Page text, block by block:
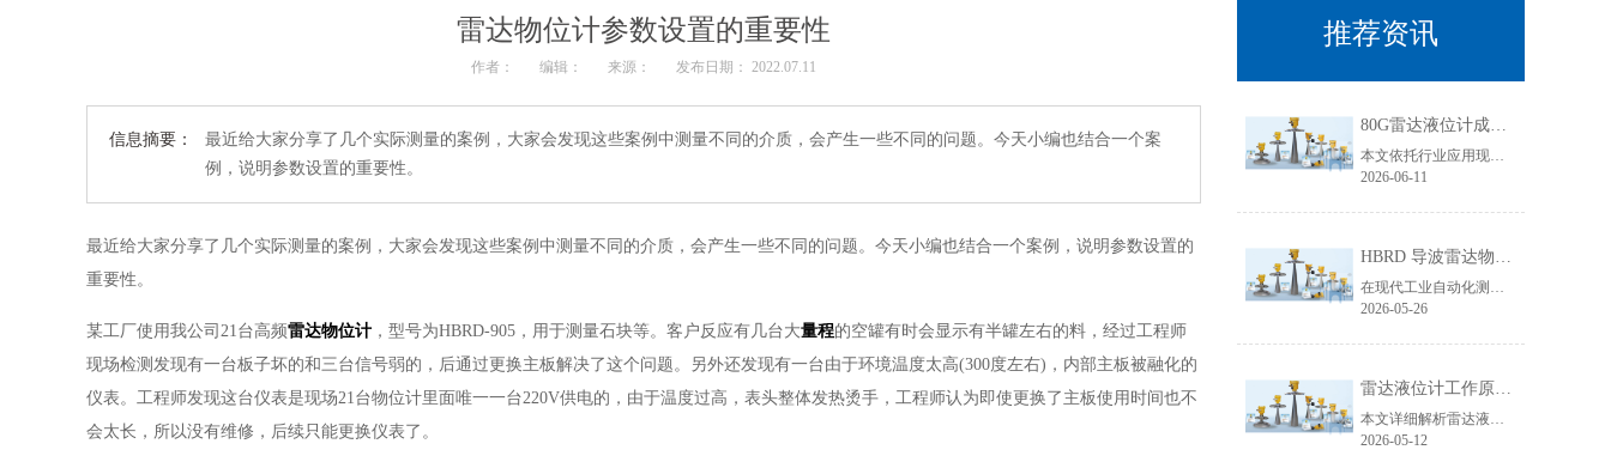
雷达物位计参数设置的重要性
作者： 编辑： 来源： 发布日期： 2022.07.11
信息摘要：
最近给大家分享了几个实际测量的案例，大家会发现这些案例中测量不同的介质，会产生一些不同的问题。今天小编也结合一个案
例，说明参数设置的重要性。
最近给大家分享了几个实际测量的案例，大家会发现这些案例中测量不同的介质，会产生一些不同的问题。今天小编也结合一个案例，说明参数设置的
重要性。
某工厂使用我公司21台高频雷达物位计 ，型号为HBRD-905，用于测量石块等。客户反应有几台大量程的空罐有时会显示有半罐左右的料，经过工程师
现场检测发现有一台板子坏的和三台信号弱的，后通过更换主板解决了这个问题。另外还发现有一台由于环境温度太高(300度左右)，内部主板被融化的
仪表。工程师发现这台仪表是现场21台物位计里面唯一一台220V供电的，由于温度过高，表头整体发热烫手，工程师认为即使更换了主板使用时间也不
会太长，所以没有维修，后续只能更换仪表了。
推荐资讯
80G雷达液位计成行业主流！国产雷达液位计五大发展趋势解析
本文依托行业应用现状与技术迭代规律，聚焦80G雷达液位计技术升级核心，从高频迭代普及、数字化智能升级、工况专属定制、一体化结构优化、安全合规升级五大维度，深度拆解国产雷达液位计未来发展趋势，贴合工业选型需求与搜索引擎收录规则，为行业技术升级、设备采购改造提供专业参考。
2026-06-11
HBRD 导波雷达物位计全面介绍、应用场景及核心优势
在现代工业自动化测控领域，物位监测是生产线稳定运行、仓储管理、工艺调控的重要环节。面对粘稠介质、易结晶物料、低介电常数介质、狭小罐体、强腐蚀工况等复杂测量环境，传统液位、料位仪表常常出现测量不准、卡料、失灵、寿命短等问题。而HBRD导波雷达物位计凭借成熟的技术架构与稳定的实测表现，成为工业现场主流的精密物位测量设备。
2026-05-26
雷达液位计工作原理_精准测量储罐液位的方法-毫米级精度保障
本文详细解析雷达液位计精准测量的核心原理、主流技术、关键步骤及应用场景，助力企业了解雷达液位计工作逻辑，选型适配各类储罐测量需求。
2026-05-12